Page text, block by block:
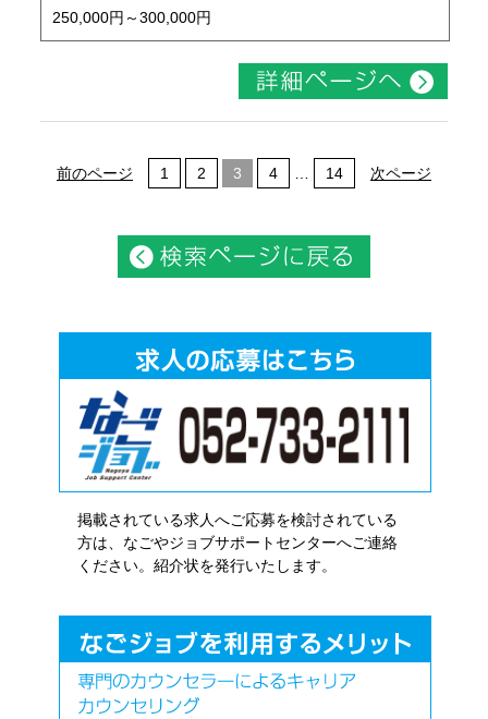
250,000円～300,000円
前のページ 1 2 3 4 14 次ページ
掲載されている求人へご応募を検討されている
方は、なごやジョブサポートセンターへご連絡
ください。紹介状を発行いたします。